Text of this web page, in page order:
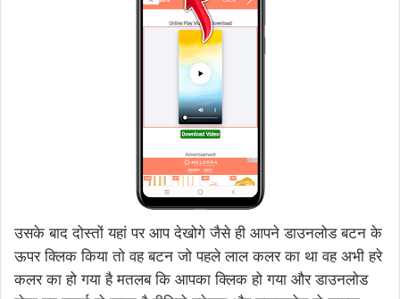
उसके बाद दोस्तों यहां पर आप देखोगे जैसे ही आपने डाउनलोड बटन के
ऊपर क्लिक किया तो वह बटन जो पहले लाल कलर का था वह अभी हरे
कलर का हो गया है मतलब कि आपका क्लिक हो गया और डाउनलोड